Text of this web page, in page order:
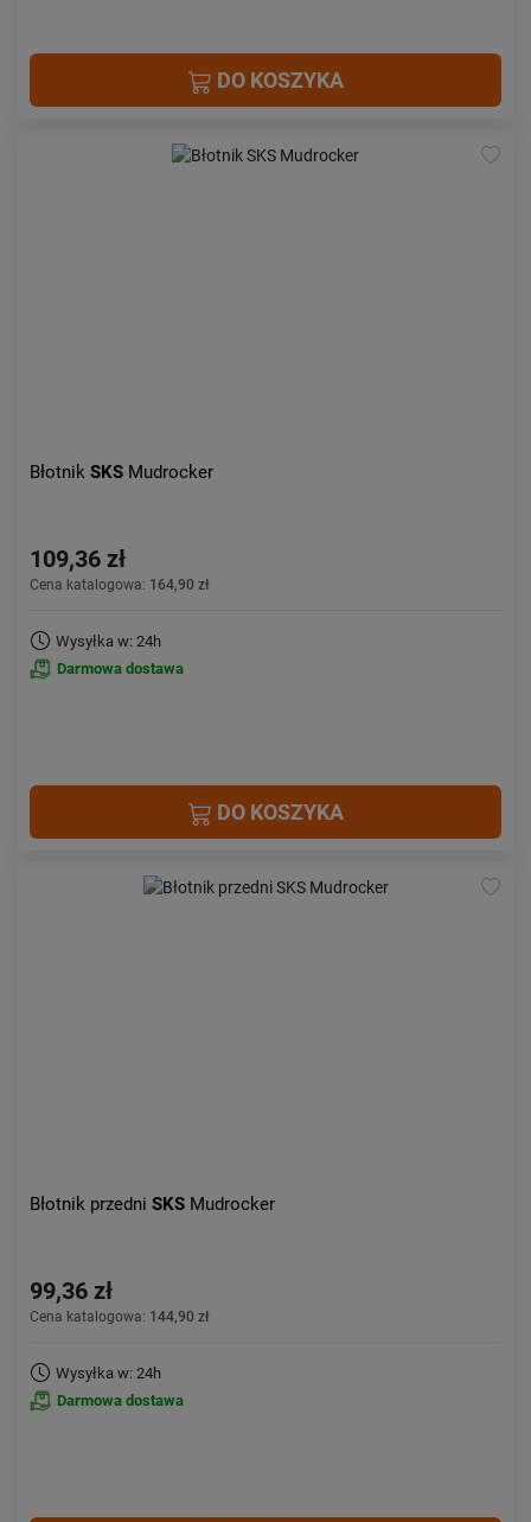
DO KOSZYKA
Błotnik SKS Mudrocker
109,36 zł
Cena katalogowa: 164,90 zł
Wysyłka w: 24h
Darmowa dostawa
DO KOSZYKA
Błotnik przedni SKS Mudrocker
99,36 zł
Cena katalogowa: 144,90 zł
Wysyłka w: 24h
Darmowa dostawa